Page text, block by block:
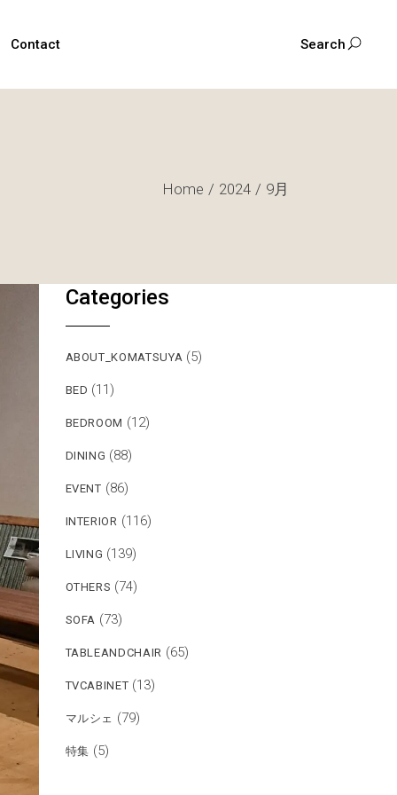
Contact Search
Home 2024 9月
Categories
ABOUT_KOMATSUYA (5)
BED (11)
BEDROOM (12)
DINING (88)
EVENT (86)
INTERIOR (116)
LIVING (139)
OTHERS (74)
SOFA (73)
TABLEANDCHAIR (65)
TVCABINET (13)
マルシェ (79)
特集 (5)